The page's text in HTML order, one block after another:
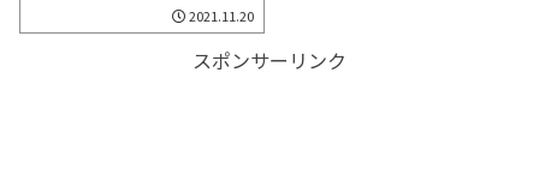
2021.11.20
スポンサーリンク